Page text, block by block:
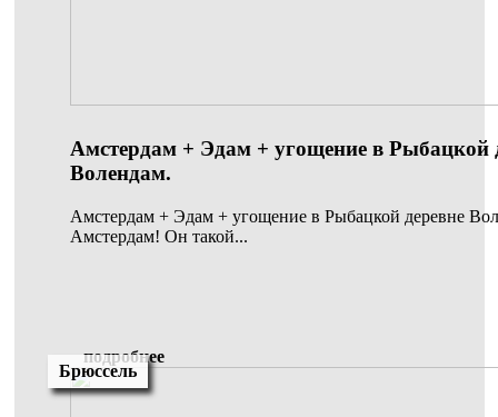
Амстердам + Эдам + угощение в Рыбацкой
Волендам.
Амстердам + Эдам + угощение в Рыбацкой деревне
Амстердам! Он такой...
подробнее
Брюссель